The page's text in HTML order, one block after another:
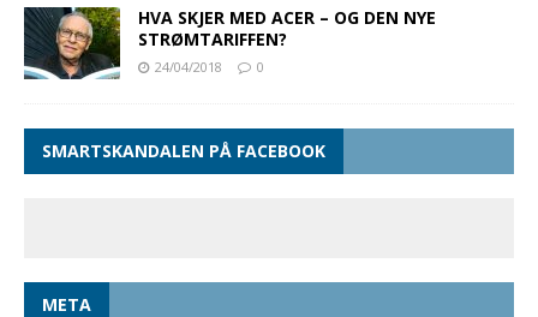
HVA SKJER MED ACER – OG DEN NYE
STRØMTARIFFEN?
24/04/2018 0
SMARTSKANDALEN PÅ FACEBOOK
META